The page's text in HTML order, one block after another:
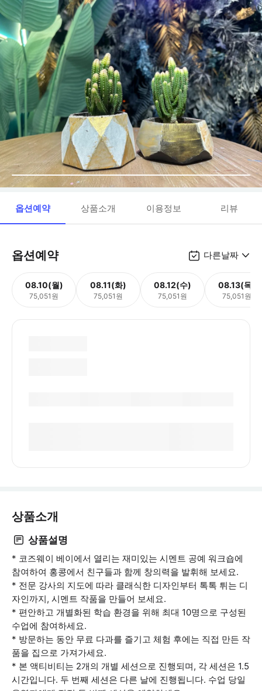
옵션예약 상품소개 이용정보 리뷰
옵션예약 다른날짜
08.10(월)
75,051원
08.11(화)
75,051원
08.12(수)
75,051원
08.13(목)
75,051원
상품소개
상품설명
* 코즈웨이 베이에서 열리는 재미있는 시멘트 공예 워크숍에
참여하여 홍콩에서 친구들과 함께 창의력을 발휘해 보세요.
* 전문 강사의 지도에 따라 클래식한 디자인부터 톡톡 튀는 디
자인까지, 시멘트 작품을 만들어 보세요.
* 편안하고 개별화된 학습 환경을 위해 최대 10명으로 구성된
수업에 참여하세요.
* 방문하는 동안 무료 다과를 즐기고 체험 후에는 직접 만든 작
품을 집으로 가져가세요.
* 본 액티비티는 2개의 개별 세션으로 진행되며, 각 세션은 1.5
시간입니다. 두 번째 세션은 다른 날에 진행됩니다. 수업 당일